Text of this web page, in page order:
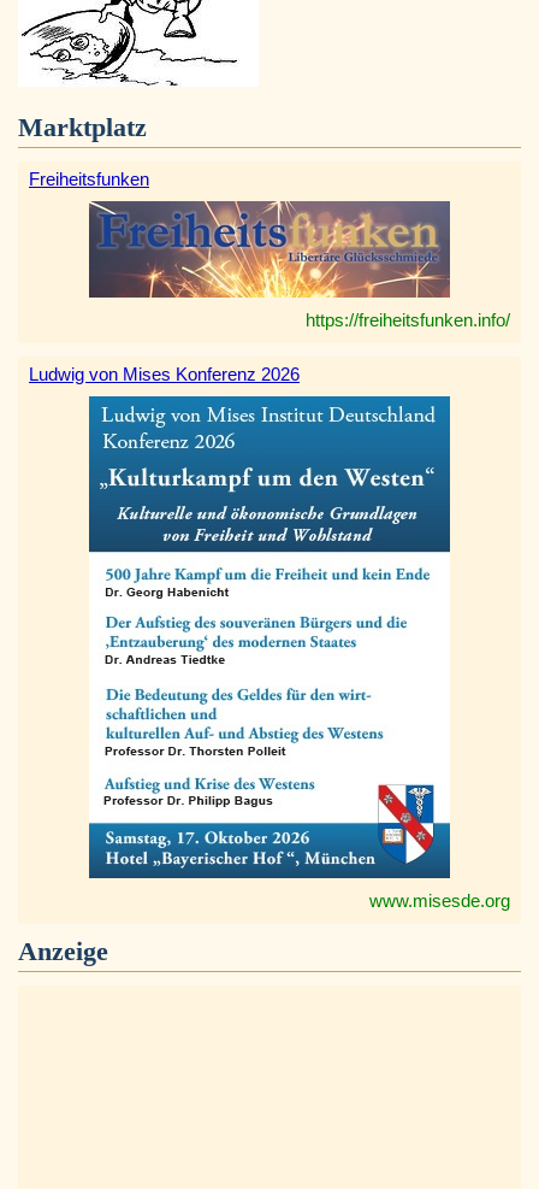
Marktplatz
Freiheitsfunken
https://freiheitsfunken.info/
Ludwig von Mises Konferenz 2026
www.misesde.org
Anzeige